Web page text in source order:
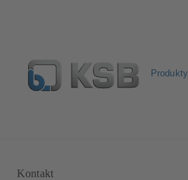
Produkty
Kontakt